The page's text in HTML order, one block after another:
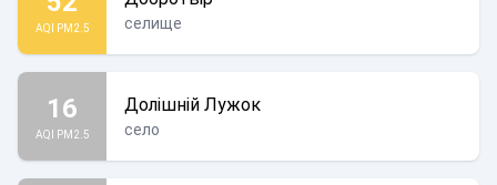
AQI PM2.5 селище
16
AQI PM2.5
Долішній Лужок
село